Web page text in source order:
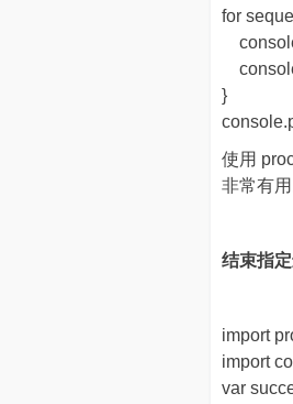
for
}
使用
非常有用
结束指
import
import
var